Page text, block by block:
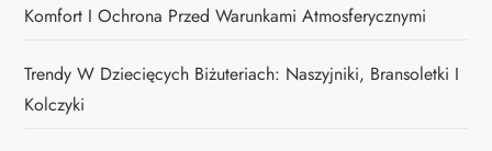
Komfort I Ochrona Przed Warunkami Atmosferycznymi
Trendy W Dziecięcych Biżuteriach: Naszyjniki, Bransoletki I
Kolczyki